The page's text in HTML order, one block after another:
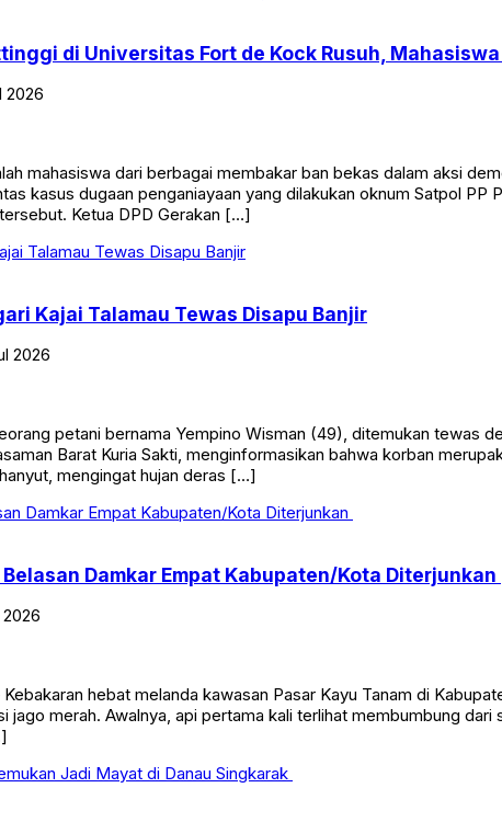
di Universitas Fort de Kock Rusuh, Mahasiswa
2026
mahasiswa dari berbagai membakar ban bekas dalam aksi
kasus dugaan penganiayaan yang dilakukan oknum Satpol
Ketua DPD Gerakan […]
Kajai Talamau Tewas Disapu Banjir
2026
petani bernama Yempino Wisman (49), ditemukan tewas
Barat Kuria Sakti, menginformasikan bahwa korban
mengingat hujan deras […]
Damkar Empat Kabupaten/Kota Diterjunkan
hebat melanda kawasan Pasar Kayu Tanam di
jago merah. Awalnya, api pertama kali terlihat membumbung